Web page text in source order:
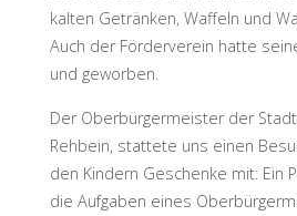
kalten Getränken, Waffeln und
Auch der Förderverein hatte
und geworben.
Der Oberbürgermeister der
Rehbein, stattete uns einen
den Kindern Geschenke mit: Ein
die Aufgaben eines